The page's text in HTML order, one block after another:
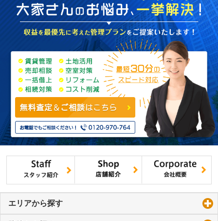
エリアから探す